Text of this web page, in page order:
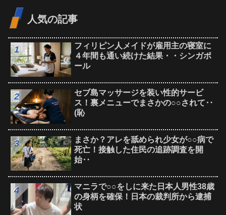
人気の記事
フィリピン人メイドが雇用主の寝室に
４年間も通い続けた結果・・シンガポ
ール
セブ島マッサージを装い性的サービ
ス！裏メニューでまさかの○○されて‥
(恥
まさか？アレを舐められ少女が○○病で
死亡！接触した住民の追跡調査を開
始‥
マニラで○○をしに来た日本人男性38歳
の身柄を確保！日本の裁判所から逮捕
状